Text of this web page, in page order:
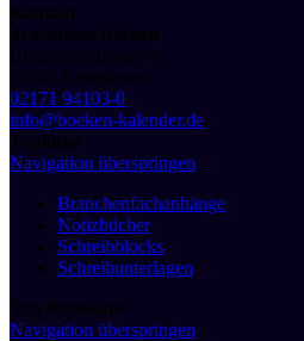
Kontakt
druckhaus boeken
Bürgerbuschweg 48
51381 Leverkusen
02171 94103-0
info@boeken-kalender.de
Toplinks
Navigation überspringen
Branchenfachanhänge
Notizbücher
Schreibblocks
Schreibunterlagen
Top Produkte
Navigation überspringen